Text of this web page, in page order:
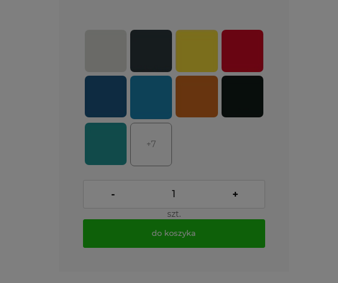
+7
- +
szt.
do koszyka